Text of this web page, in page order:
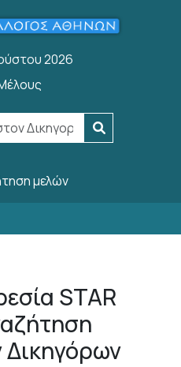
2026
account menu
μελών
STAR